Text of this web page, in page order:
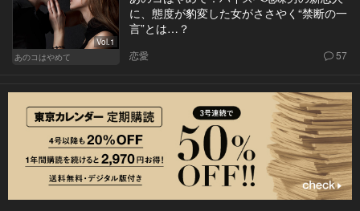
Vol.1
あのコはやめて
に、態度が豹変した女がささやく“禁断の一
言”とは…？
恋愛 57